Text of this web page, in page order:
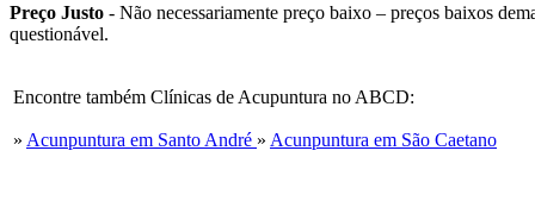
Preço Justo - Não necessariamente preço baixo – preços baixos
questionável.
Encontre também Clínicas de Acupuntura no ABCD:
» Acunpuntura em Santo André » Acunpuntura em São Caetano